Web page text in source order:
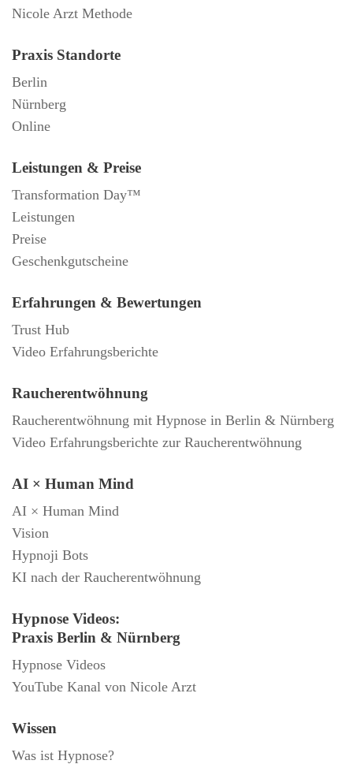
Nicole Arzt Methode
Praxis Standorte
Berlin
Nürnberg
Online
Leistungen & Preise
Transformation Day™
Leistungen
Preise
Geschenkgutscheine
Erfahrungen & Bewertungen
Trust Hub
Video Erfahrungsberichte
Raucherentwöhnung
Raucherentwöhnung mit Hypnose in Berlin & Nürnberg
Video Erfahrungsberichte zur Raucherentwöhnung
AI × Human Mind
AI × Human Mind
Vision
Hypnoji Bots
KI nach der Raucherentwöhnung
Hypnose Videos:
Praxis Berlin & Nürnberg
Hypnose Videos
YouTube Kanal von Nicole Arzt
Wissen
Was ist Hypnose?